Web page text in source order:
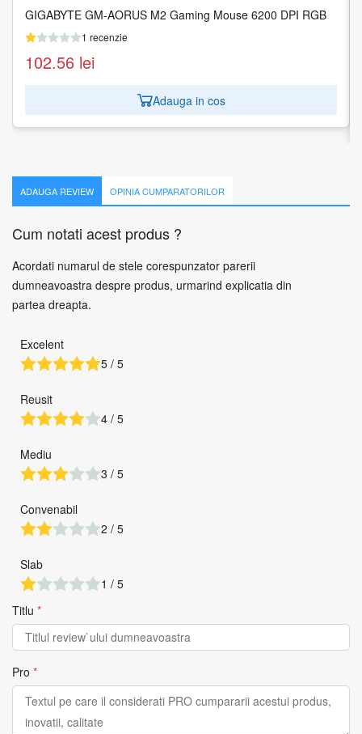
GIGABYTE GM-AORUS M2 Gaming Mouse 6200 DPI RGB
1 recenzie
102.56 lei
Adauga in cos
MOUSE USB LASER WRL PROFES./BLACK 4X30H56887
LENOVO
Adauga in cos
ADAUGA REVIEW OPINIA CUMPARATORILOR
Cum notati acest produs ?
Acordati numarul de stele corespunzator parerii
dumneavoastra despre produs, urmarind explicatia din
partea dreapta.
Excelent
5 / 5
Reusit
4 / 5
Mediu
3 / 5
Convenabil
2 / 5
Slab
1 / 5
Titlu *
Pro *